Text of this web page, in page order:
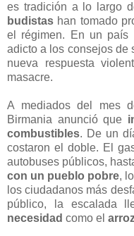
es tradición a lo largo
budistas han tomado
el régimen. En un país
adicto a los consejos de
nueva respuesta
masacre.
A mediados del mes
Birmania anunció que
combustibles. De un
costaron el doble. El
autobuses públicos,
con un pueblo pobre,
los ciudadanos más
público, la escalada
necesidad como el